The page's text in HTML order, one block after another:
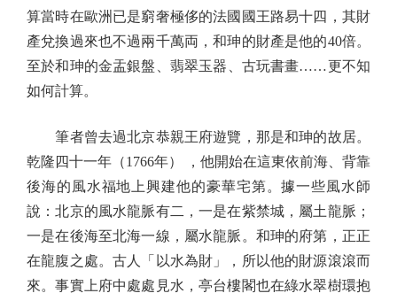
算當時在歐洲已是窮奢極侈的法國國王路易十四，其財
產兌換過來也不過兩千萬両，和珅的財產是他的40倍。
至於和珅的金盂銀盤、翡翠玉器、古玩書畫……更不知
如何計算。
筆者曾去過北京恭親王府遊覽，那是和珅的故居。
乾隆四十一年（1766年） ，他開始在這東依前海、背靠
後海的風水福地上興建他的豪華宅第。據一些風水師
說：北京的風水龍脈有二，一是在紫禁城，屬土龍脈；
一是在後海至北海一線，屬水龍脈。和珅的府第，正正
在龍腹之處。古人「以水為財」，所以他的財源滾滾而
來。事實上府中處處見水，亭台樓閣也在綠水翠樹環抱